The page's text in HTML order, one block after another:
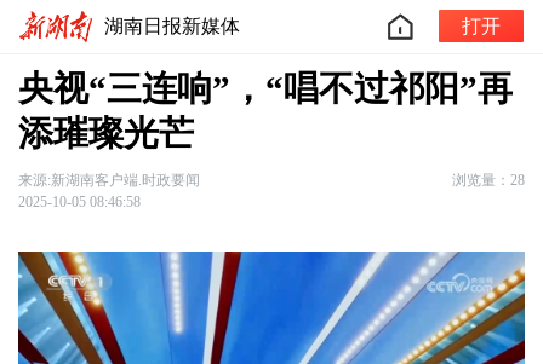
湖南日报新媒体 打开
央视“三连响”，“唱不过祁阳”再
添璀璨光芒
来源:新湖南客户端.时政要闻
浏览量：28
2025-10-05 08:46:58